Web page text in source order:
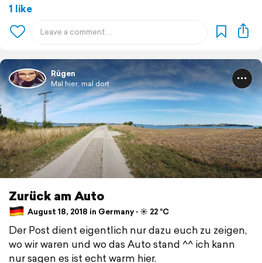
1 like
Rügen
Mal hier, mal dort
Zurück am Auto
August 18, 2018 in Germany ⋅ ☀️ 22 °C
Der Post dient eigentlich nur dazu euch zu zeigen,
wo wir waren und wo das Auto stand ^^ ich kann
nur sagen es ist echt warm hier.